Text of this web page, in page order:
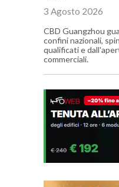
3 Agosto 2026
CBD Guangzhou
confini nazionali,
qualificati e
commerciali.